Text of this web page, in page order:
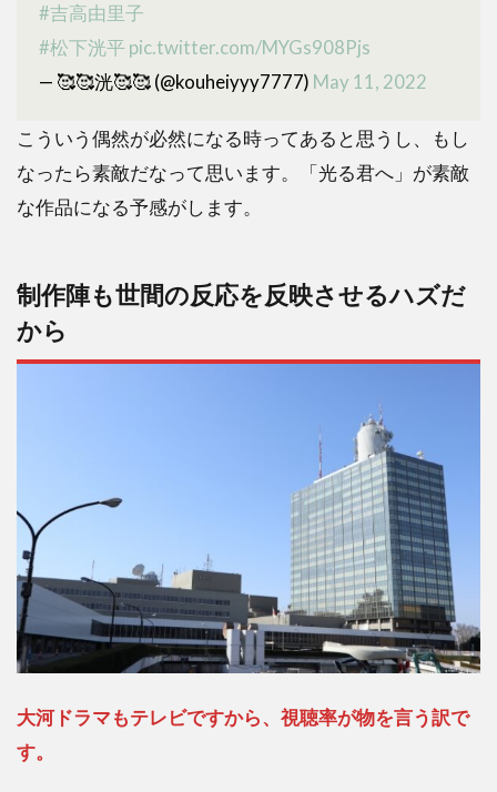
#吉高由里子
#松下洸平pic.twitter.com/MYGs908Pjs
— 🥰🥰洸🥰🥰 (@kouheiyyy7777) May 11, 2022
こういう偶然が必然になる時ってあると思うし、もし
なったら素敵だなって思います。「光る君へ」が素敵
な作品になる予感がします。
制作陣も世間の反応を反映させるハズだ
から
大河ドラマもテレビですから、視聴率が物を言う訳で
す。